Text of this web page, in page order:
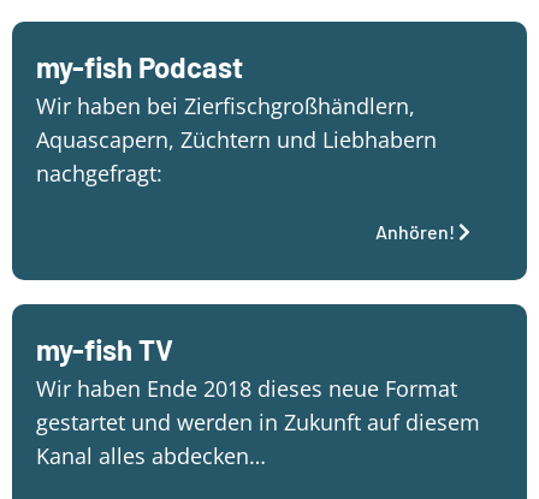
my-fish Podcast
Wir haben bei Zierfischgroßhändlern,
Aquascapern, Züchtern und Liebhabern
nachgefragt:
Anhören!
my-fish TV
Wir haben Ende 2018 dieses neue Format
gestartet und werden in Zukunft auf diesem
Kanal alles abdecken…